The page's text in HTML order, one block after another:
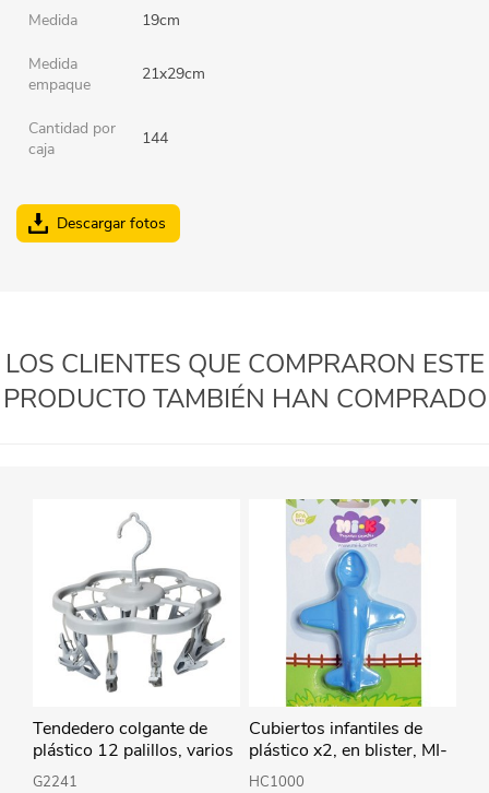
Medida 19cm
Medida
empaque
21x29cm
Cantidad por
caja
144
Descargar fotos
LOS CLIENTES QUE COMPRARON ESTE
PRODUCTO TAMBIÉN HAN COMPRADO
Tendedero colgante de
plástico 12 palillos, varios
colores
G2241
Cubiertos infantiles de
plástico x2, en blister, MI-
K
HC1000